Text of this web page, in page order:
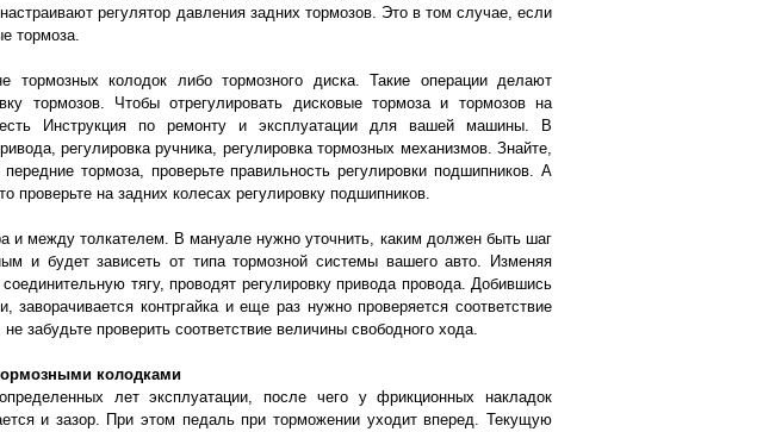
регулятор давления задних тормозов. Это в том случае, если
тормоза.
тормозных колодок либо тормозного диска. Такие операции делают
тормозов. Чтобы отрегулировать дисковые тормоза и тормозов на
Инструкция по ремонту и эксплуатации для вашей машины. В
регулировка ручника, регулировка тормозных механизмов. Знайте,
тормоза, проверьте правильность регулировки подшипников. А
проверьте на задних колесах регулировку подшипников.
и между толкателем. В мануале нужно уточнить, каким должен быть шаг
и будет зависеть от типа тормозной системы вашего авто. Изменяя
тягу, проводят регулировку привода провода. Добившись
контргайка и еще раз нужно проверяется соответствие
забудьте проверить соответствие величины свободного хода.
колодками
лет эксплуатации, после чего у фрикционных накладок
и зазор. При этом педаль при торможении уходит вперед. Текущую